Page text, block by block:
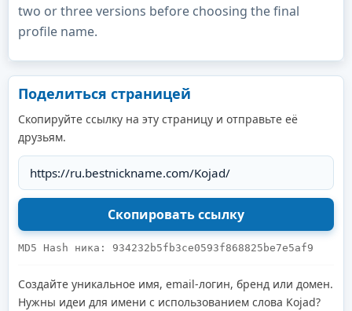
two or three versions before choosing the final
profile name.
Поделиться страницей
Скопируйте ссылку на эту страницу и отправьте её
друзьям.
MD5 Hash ника: 934232b5fb3ce0593f868825be7e5af9
Создайте уникальное имя, email-логин, бренд или домен.
Нужны идеи для имени с использованием слова Kojad?